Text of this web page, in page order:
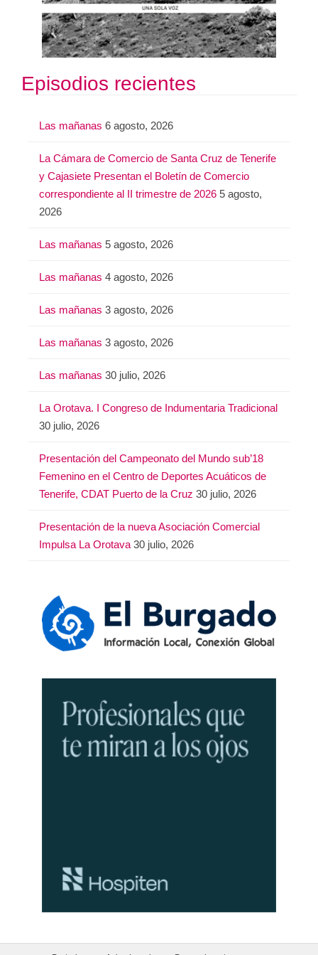
Episodios recientes
Las mañanas 6 agosto, 2026
La Cámara de Comercio de Santa Cruz de Tenerife
y Cajasiete Presentan el Boletín de Comercio
correspondiente al II trimestre de 2026 5 agosto,
2026
Las mañanas 5 agosto, 2026
Las mañanas 4 agosto, 2026
Las mañanas 3 agosto, 2026
Las mañanas 3 agosto, 2026
Las mañanas 30 julio, 2026
La Orotava. I Congreso de Indumentaria Tradicional
30 julio, 2026
Presentación del Campeonato del Mundo sub’18
Femenino en el Centro de Deportes Acuáticos de
Tenerife, CDAT Puerto de la Cruz 30 julio, 2026
Presentación de la nueva Asociación Comercial
Impulsa La Orotava 30 julio, 2026